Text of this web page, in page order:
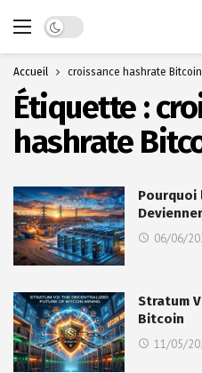
Dark mode
Accueil croissance hashrate Bitcoin
Étiquette :
hashrate
Pourquoi
06/06/
Stratum
Bitcoin
11/05/